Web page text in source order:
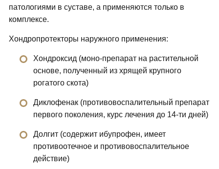
патологиями в суставе, а применяются только в
комплексе.
Хондропротекторы наружного применения:
Хондроксид (моно-препарат на растительной
основе, полученный из хрящей крупного
рогатого скота)
Диклофенак (противовоспалительный препарат
первого поколения, курс лечения до 14-ти дней)
Долгит (содержит ибупрофен, имеет
противоотечное и противовоспалительное
действие)